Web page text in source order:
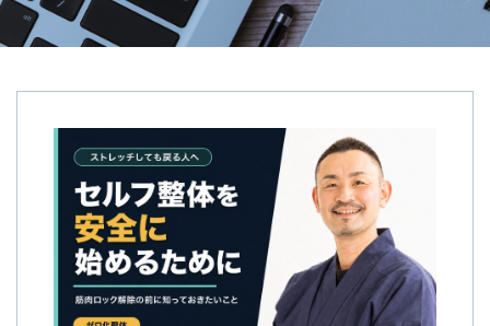
セラピスト
施術コース
アクセス